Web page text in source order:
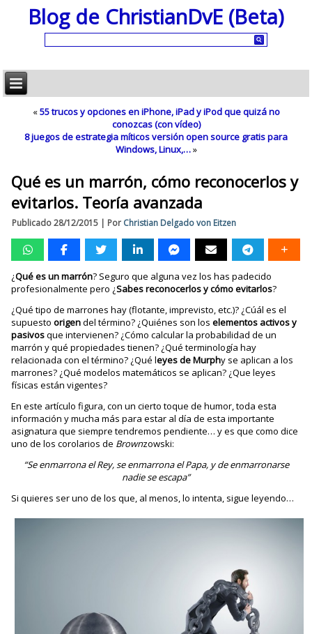
Blog de ChristianDvE (Beta)
«55 trucos y opciones en iPhone, iPad y iPod que quizá no
conozcas (con vídeo)
8 juegos de estrategia míticos versión open source gratis para
Windows, Linux,…»
Qué es un marrón, cómo reconocerlos y
evitarlos. Teoría avanzada
Publicado 28/12/2015 | Por Christian Delgado von Eitzen
¿Qué es un marrón? Seguro que alguna vez los has padecido
profesionalmente pero ¿Sabes reconocerlos y cómo evitarlos?
¿Qué tipo de marrones hay (flotante, imprevisto, etc.)? ¿Cúál es el
supuestoorigendel término? ¿Quiénes son loselementos activos y
pasivosque intervienen? ¿Cómo calcular la probabilidad de un
marrón y qué propiedades tienen? ¿Qué terminología hay
relacionada con el término? ¿Qué leyes de Murphy se aplican a los
marrones? ¿Qué modelos matemáticos se aplican? ¿Que leyes
físicas están vigentes?
En este artículo figura, con un cierto toque de humor, toda esta
información y mucha más para estar al día de esta importante
asignatura que siempre tendremos pendiente… y es que como dice
uno de los corolarios de Brownzowski:
“Se enmarrona el Rey, se enmarrona el Papa, y de enmarronarse
nadie se escapa”
Si quieres ser uno de los que, al menos, lo intenta, sigue leyendo…